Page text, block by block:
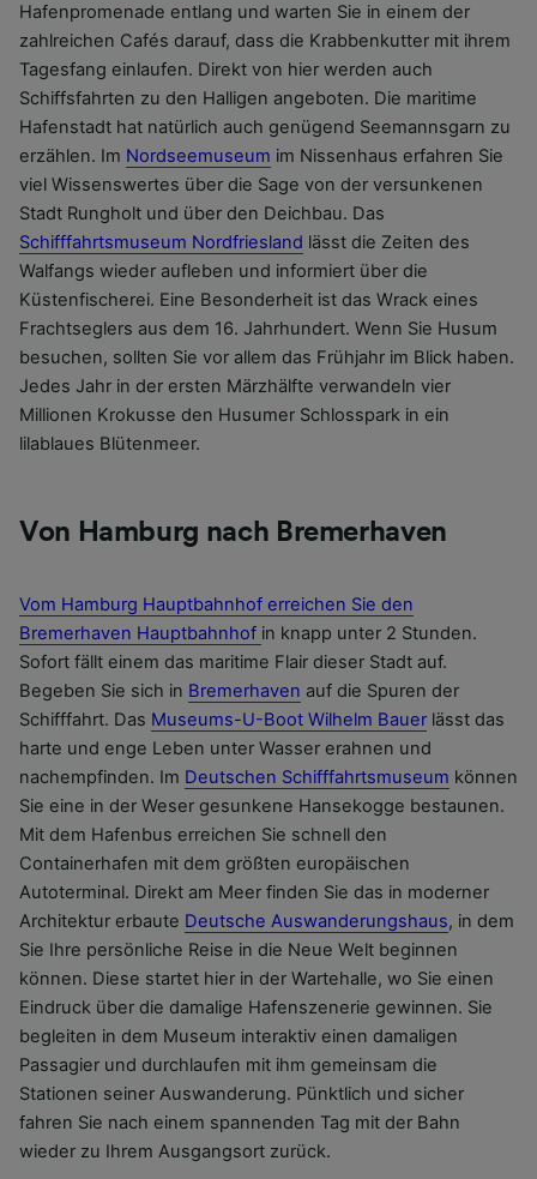
Hafenpromenade entlang und warten Sie in einem der
zahlreichen Cafés darauf, dass die Krabbenkutter mit ihrem
Tagesfang einlaufen. Direkt von hier werden auch
Schiffsfahrten zu den Halligen angeboten. Die maritime
Hafenstadt hat natürlich auch genügend Seemannsgarn zu
erzählen. Im Nordseemuseum im Nissenhaus erfahren Sie
viel Wissenswertes über die Sage von der versunkenen
Stadt Rungholt und über den Deichbau. Das
Schifffahrtsmuseum Nordfriesland lässt die Zeiten des
Walfangs wieder aufleben und informiert über die
Küstenfischerei. Eine Besonderheit ist das Wrack eines
Frachtseglers aus dem 16. Jahrhundert. Wenn Sie Husum
besuchen, sollten Sie vor allem das Frühjahr im Blick haben.
Jedes Jahr in der ersten Märzhälfte verwandeln vier
Millionen Krokusse den Husumer Schlosspark in ein
lilablaues Blütenmeer.
Von Hamburg nach Bremerhaven
Vom Hamburg Hauptbahnhof erreichen Sie den
Bremerhaven Hauptbahnhof in knapp unter 2 Stunden.
Sofort fällt einem das maritime Flair dieser Stadt auf.
Begeben Sie sich in Bremerhaven auf die Spuren der
Schifffahrt. Das Museums-U-Boot Wilhelm Bauer lässt das
harte und enge Leben unter Wasser erahnen und
nachempfinden. Im Deutschen Schifffahrtsmuseum können
Sie eine in der Weser gesunkene Hansekogge bestaunen.
Mit dem Hafenbus erreichen Sie schnell den
Containerhafen mit dem größten europäischen
Autoterminal. Direkt am Meer finden Sie das in moderner
Architektur erbaute Deutsche Auswanderungshaus, in dem
Sie Ihre persönliche Reise in die Neue Welt beginnen
können. Diese startet hier in der Wartehalle, wo Sie einen
Eindruck über die damalige Hafenszenerie gewinnen. Sie
begleiten in dem Museum interaktiv einen damaligen
Passagier und durchlaufen mit ihm gemeinsam die
Stationen seiner Auswanderung. Pünktlich und sicher
fahren Sie nach einem spannenden Tag mit der Bahn
wieder zu Ihrem Ausgangsort zurück.